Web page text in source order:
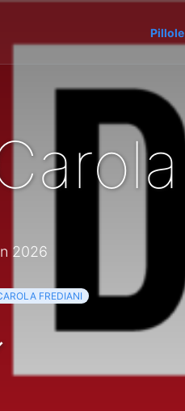
Pillole
2026
FREDIANI